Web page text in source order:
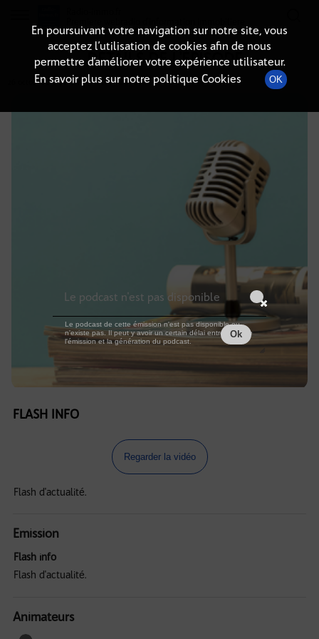
DÉTAILS DE L'ÉPISODE
26 octobre 2024à 10h59, durée : Invalid date
FLASH INFO
Regarder la vidéo
Flash d'actualité.
Emission
Flash info
Flash d'actualité.
Animateurs
En poursuivant votre navigation sur notre site, vous
acceptez l’utilisation de cookies afin de nous
permettre d’améliorer votre expérience utilisateur.
En savoir plus sur notre politique Cookies
OK
Le podcast n'est pas disponible
Le podcast de cette émission n'est pas disponible ou
n'existe pas. Il peut y avoir un certain délai entre la fin de
l'émission et la génération du podcast.
Ok